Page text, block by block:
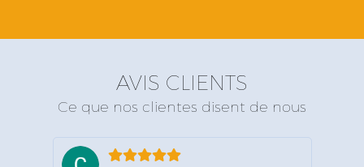
AVIS CLIENTS
Ce que nos clientes disent de nous